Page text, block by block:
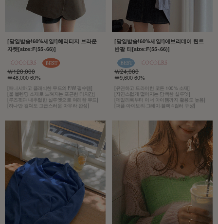
[당일발송!60%세일!]헤리티지 브라운
자켓[size:F(55~66)]
￦120,000
￦48,000 60%
[매니시하고 클래식한 무드의 F/W 필수템]
[울 블렌딩 소재로 느껴지는 포근한 터치감]
[루즈핏과 내추럴한 실루엣으로 여리한 무드]
[하나만 걸쳐도 고급스러운 아우라 완성]
[당일발송!60%세일!]에브리데이 틴트
반팔 티[size:F(55~66)]
￦24,000
￦9,600 60%
[유연하고 드라이한 코튼 100% 소재]
[자연스럽게 떨어지는 담백한 실루엣]
[데일리룩부터 이너 아이템까지 활용도 높음]
[퍼플·아이보리·그레이·블랙 4컬러 구성]